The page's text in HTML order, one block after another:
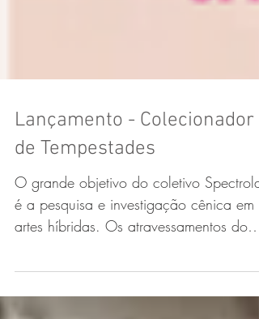
Lançamento - Colecionador
de Tempestades
O grande objetivo do coletivo
artes híbridas. Os atravessamentos do
teatro na música, na...